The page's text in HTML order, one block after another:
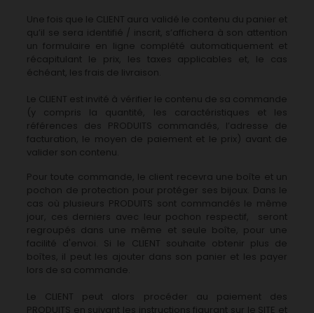
Une fois que le CLIENT aura validé le contenu du panier et
qu’il se sera identifié / inscrit, s’affichera à son attention
un formulaire en ligne complété automatiquement et
récapitulant le prix, les taxes applicables et, le cas
échéant, les frais de livraison.
Le CLIENT est invité à vérifier le contenu de sa commande
(y compris la quantité, les caractéristiques et les
références des PRODUITS commandés, l’adresse de
facturation, le moyen de paiement et le prix) avant de
valider son contenu.
Pour toute commande, le client recevra une boîte et un
pochon de protection pour protéger ses bijoux. Dans le
cas où plusieurs PRODUITS sont commandés le même
jour, ces derniers avec leur pochon respectif, seront
regroupés dans une même et seule boîte, pour une
facilité d'envoi. Si le CLIENT souhaite obtenir plus de
boîtes, il peut les ajouter dans son panier et les payer
lors de sa commande.
Le CLIENT peut alors procéder au paiement des
PRODUITS en suivant les instructions figurant sur le SITE et